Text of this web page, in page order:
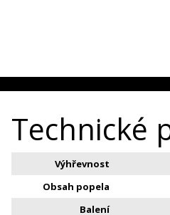
Technické
Výhřevnost
Obsah popela
Balení